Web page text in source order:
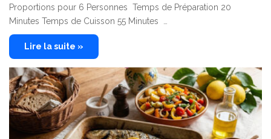
Proportions pour 6 Personnes Temps de Préparation 20
Minutes Temps de Cuisson 55 Minutes …
Lire la suite »